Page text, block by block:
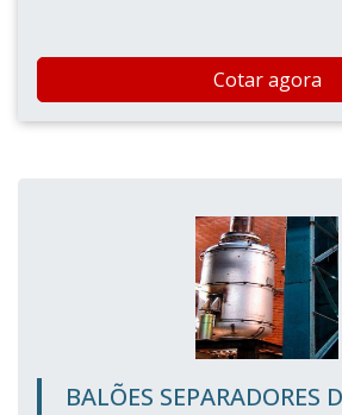
Cotar agora
BALÕES SEPARADORES